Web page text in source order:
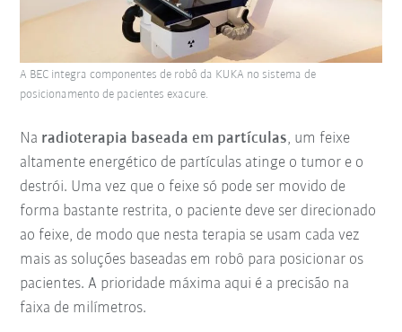
Na radioterapia baseada em partículas, um feixe
altamente energético de partículas atinge o tumor e o
destrói. Uma vez que o feixe só pode ser movido de
forma bastante restrita, o paciente deve ser direcionado
ao feixe, de modo que nesta terapia se usam cada vez
mais as soluções baseadas em robô para posicionar os
pacientes. A prioridade máxima aqui é a precisão na
faixa de milímetros.
A BEC integra componentes de robô da KUKA no sistema de
posicionamento de pacientes exacure.